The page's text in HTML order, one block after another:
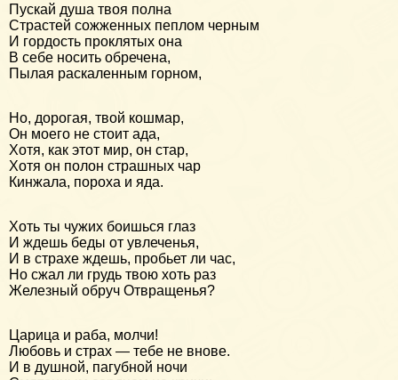
Пускай душа твоя полна
Страстей сожженных пеплом черным
И гордость проклятых она
В себе носить обречена,
Пылая раскаленным горном,
Но, дорогая, твой кошмар,
Он моего не стоит ада,
Хотя, как этот мир, он стар,
Хотя он полон страшных чар
Кинжала, пороха и яда.
Хоть ты чужих боишься глаз
И ждешь беды от увлеченья,
И в страхе ждешь, пробьет ли час,
Но сжал ли грудь твою хоть раз
Железный обруч Отвращенья?
Царица и раба, молчи!
Любовь и страх — тебе не внове.
И в душной, пагубной ночи